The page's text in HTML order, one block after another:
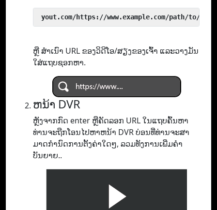
yout.com/https://www.example.com/path/to/
ຫຼື ສຳເນົາ URL ຂອງວິດີໂອ/ສຽງຂອງເຈົ້າ ແລະວາງມັນ
ໃສ່ແຖບຊອກຫາ.
ຫນ້າ DVR
ຫຼັງຈາກກົດ enter ຫຼືຄັດລອກ URL ໃນແຖບຄົ້ນຫາ
ທ່ານຈະຖືກໂອນໄປຫາຫນ້າ DVR ບ່ອນທີ່ທ່ານຈະສາ
ມາດກໍານົດການຕັ້ງຄ່າໃດໆ, ລວມທັງການເພີ່ມຄໍາ
ບັນຍາຍ..